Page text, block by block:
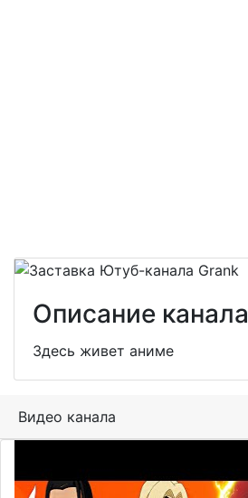
Описание канала
Здесь живет аниме
Видео канала